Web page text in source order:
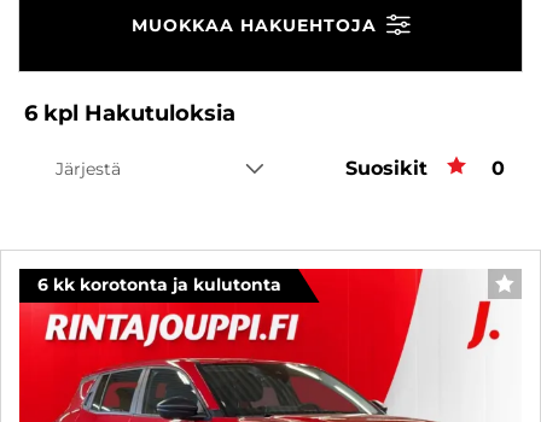
MUOKKAA HAKUEHTOJA
6 kpl Hakutuloksia
Järjestä Suosikit 0
6 kk korotonta ja kulutonta